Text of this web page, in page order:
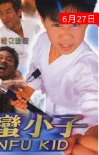
6月27日